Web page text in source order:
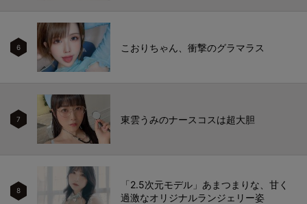
6 こおりちゃん、衝撃のグラマラス
7 東雲うみのナースコスは超大胆
8
「2.5次元モデル」あまつまりな、甘く
過激なオリジナルランジェリー姿